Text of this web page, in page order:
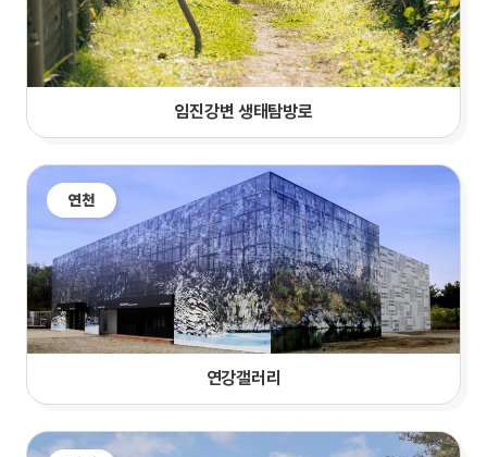
임진강변 생태탐방로
연천
연강갤러리